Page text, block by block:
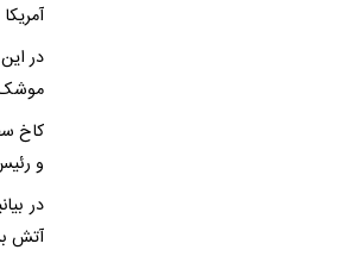
در
موشک
کاخ
و
در
آتش